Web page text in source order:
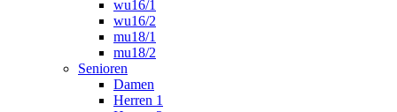
wu16/1
wu16/2
mu18/1
mu18/2
Senioren
Damen
Herren 1